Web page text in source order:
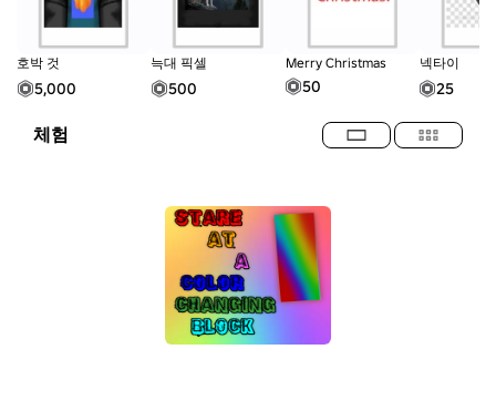
호박 것
5,000
늑대 픽셀
500
Merry Christmas
50
넥타이
25
체험